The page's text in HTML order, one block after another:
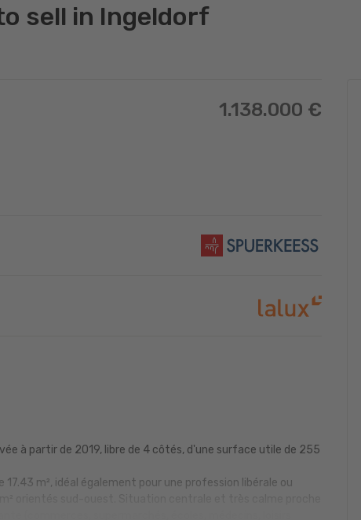
sell in Ingeldorf
1.138.000 €
à partir de 2019, libre de 4 côtés, d'une surface utile de 255
m², idéal également pour une profession libérale ou